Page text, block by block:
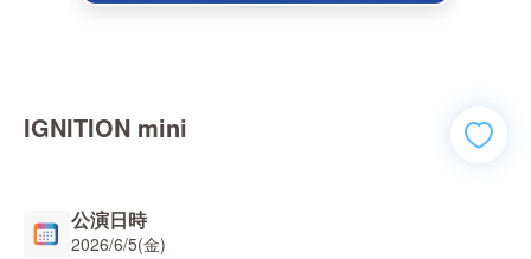
IGNITION mini
公演日時
2026/6/5(金)